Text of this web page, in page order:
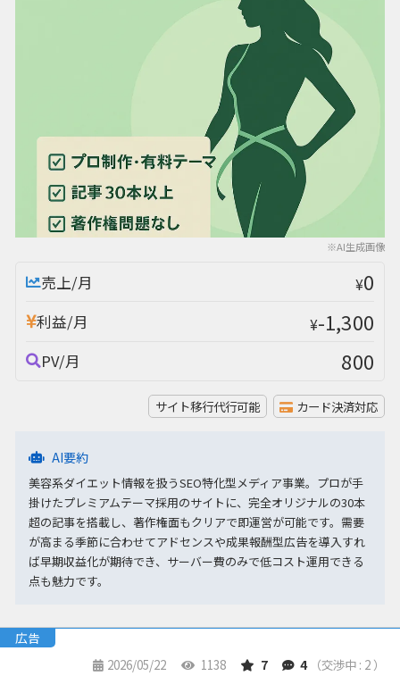
※AI生成画像
売上/月 ¥0
利益/月 ¥-1,300
PV/月 800
サイト移行代行可能 カード決済対応
AI要約
美容系ダイエット情報を扱うSEO特化型メディア事業。プロが手
掛けたプレミアムテーマ採用のサイトに、完全オリジナルの30本
超の記事を搭載し、著作権面もクリアで即運営が可能です。需要
が高まる季節に合わせてアドセンスや成果報酬型広告を導入すれ
ば早期収益化が期待でき、サーバー費のみで低コスト運用できる
点も魅力です。
広告
2026/05/22
1138 7 4 （交渉中 : 2 ）